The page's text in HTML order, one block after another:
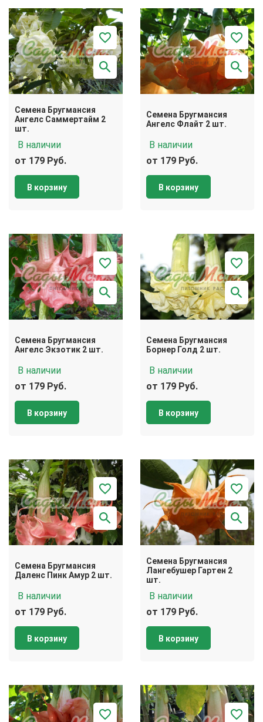
Семена Бругмансия
Ангелс Саммертайм 2
шт.
В наличии
от 179 Руб.
В корзину
Семена Бругмансия
Ангелс Флайт 2 шт.
В наличии
от 179 Руб.
В корзину
Семена Бругмансия
Ангелс Экзотик 2 шт.
В наличии
от 179 Руб.
В корзину
Семена Бругмансия
Борнер Голд 2 шт.
В наличии
от 179 Руб.
В корзину
Семена Бругмансия
Даленс Пинк Амур 2 шт.
В наличии
от 179 Руб.
В корзину
Семена Бругмансия
Лангебушер Гартен 2
шт.
В наличии
от 179 Руб.
В корзину